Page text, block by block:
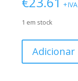
+IVA
1 em stock
Filtro
Adicionar